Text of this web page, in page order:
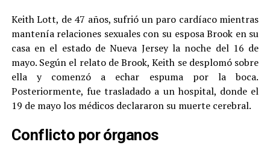
Keith Lott, de 47 años, sufrió un paro cardíaco mientras
mantenía relaciones sexuales con su esposa Brook en su
casa en el estado de Nueva Jersey la noche del 16 de
mayo. Según el relato de Brook, Keith se desplomó sobre
ella y comenzó a echar espuma por la boca.
Posteriormente, fue trasladado a un hospital, donde el
19 de mayo los médicos declararon su muerte cerebral.
Conflicto por órganos